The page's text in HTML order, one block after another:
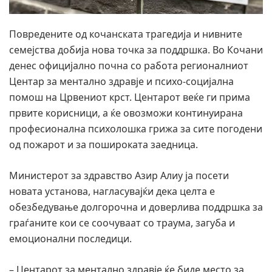
Повредените од кочанската трагедија и нивните
семејства добија нова точка за поддршка. Во Кочани
денес официјално почна со работа регионалниот
Центар за ментално здравје и психо-социјална
помош на Црвениот крст. Центарот веќе ги прима
првите корисници, а ќе овозможи континуирана
професионална психолошка грижа за сите погодени
од пожарот и за пошироката заедница.
Министерот за здравство Азир Алиу ја посети
новата установа, нагласувајќи дека целта е
обезбедување долгорочна и доверлива поддршка за
граѓаните кои се соочуваат со траума, загуба и
емоционални последици.